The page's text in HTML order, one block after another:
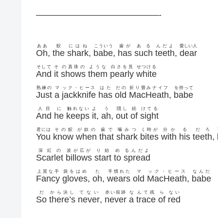
——————————————-
Oh
ああ
, the
鮫
shark
にはね
, babe
こういう
, has
歯が
such
ある
teeth
んだよ
, dear
愛しい人
And
そして
it
そ
shows
の真珠の
them
ような
pearly
白さを見
white
せつける
Just
熟練の
a
マ
jackknife
ック・ヒース
has
はた
old
だの
MacHeath
折り畳みナイフ
, babe
を持って
And
人目
he
に
keeps
触れない
it
よ
, ah
う
, out
隠し
of
続
sight
けてる
You
君には
know
その鮫
when
が奴の
that
歯で
shark
噛みつ
bites
く時が
with
分か
his
る
teeth
だろ
,
Scarlet
深紅の
billows
波が広が
start
り始
to
め
spread
るんだよ
Fancy
上質な手
gloves
袋をはめ
, oh
た
, wears
手慣れた
old
マ
MacHeath
ック・ヒース
, babe
なんだ
So
だ
there’s
から決し
never
てない
, never
赤い痕跡
a
な
trace
んて残
of
ら
red
ない